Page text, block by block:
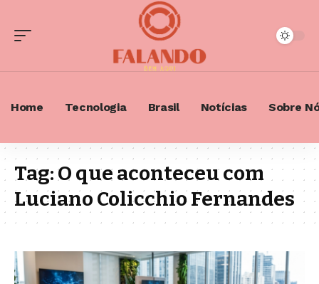
Home Tecnologia Brasil Notícias Sobre
Tag:O que aconteceu com
Luciano Colicchio Fernandes